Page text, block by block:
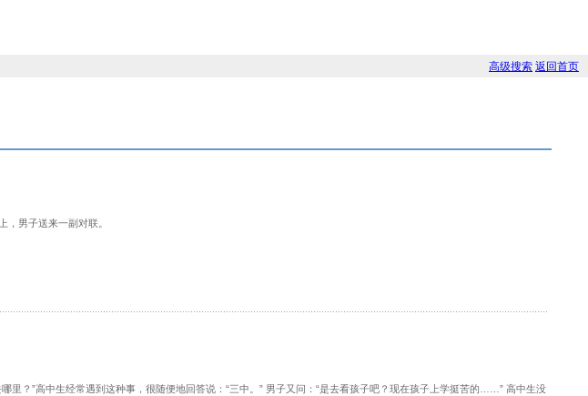
高级搜索 返回首页
男子送来一副对联。
？”高中生经常遇到这种事，很随便地回答说：“三中。” 男子又问：“是去看孩子吧？现在孩子上学挺苦的……” 高中生没